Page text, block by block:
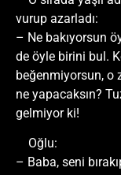
vurup azarladı:
– Ne bakıyorsun
de öyle birini bul.
beğenmiyorsun, o
ne yapacaksın?
gelmiyor ki!
Oğlu:
– Baba, seni